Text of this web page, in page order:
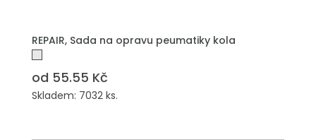
REPAIR, Sada na opravu peumatiky kola
od 55.55 Kč
Skladem: 7032 ks.